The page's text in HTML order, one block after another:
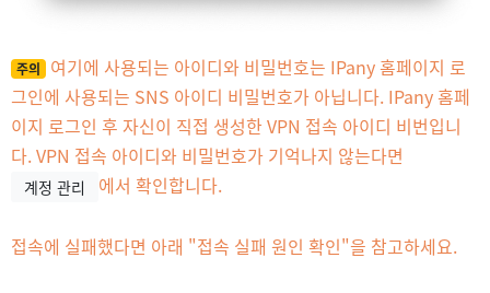
주의
여기에 사용되는 아이디와 비밀번호는 IPany 홈페이지 로
그인에 사용되는 SNS 아이디 비밀번호가 아닙니다. IPany 홈페
이지 로그인 후 자신이 직접 생성한 VPN 접속 아이디 비번입니
다. VPN 접속 아이디와 비밀번호가 기억나지 않는다면
계정 관리 에서 확인합니다.
접속에 실패했다면 아래 "접속 실패 원인 확인"을 참고하세요.